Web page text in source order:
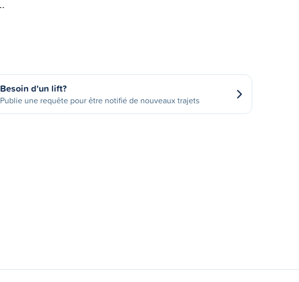
Besoin d'un lift?
Publie une requête pour être notifié de nouveaux trajets